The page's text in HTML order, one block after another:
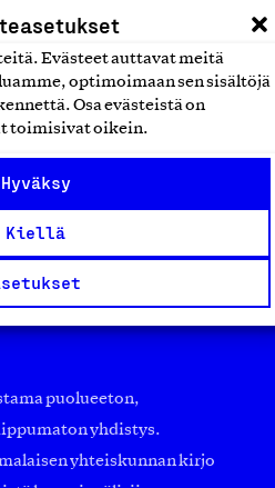
Evästeet auttavat meitä
optimoimaan sen sisältöjä
Osa evästeistä on
toimisivat oikein.
Hyväksy
Kiellä
puolueeton,
yhdistys.
yhteiskunnan kirjo